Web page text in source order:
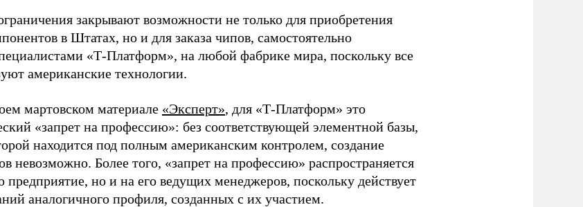
закрывают возможности не только для приобретения
в Штатах, но и для заказа чипов, самостоятельно
«Т-Платформ», на любой фабрике мира, поскольку все
американские технологии.
мартовском материале «Эксперт», для «Т-Платформ» это
«запрет на профессию»: без соответствующей элементной базы,
находится под полным американским контролем, создание
невозможно. Более того, «запрет на профессию» распространяется
предприятие, но и на его ведущих менеджеров, поскольку действует
аналогичного профиля, созданных с их участием.